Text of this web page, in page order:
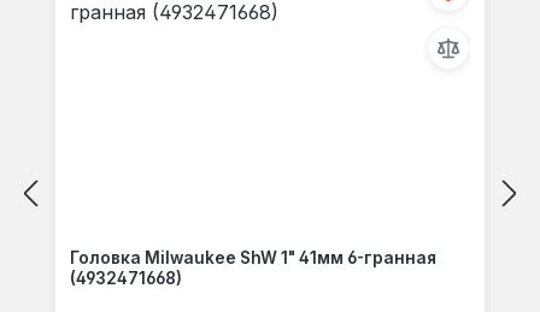
Головка Milwaukee ShW 1" 41мм 6-гранная
(4932471668)